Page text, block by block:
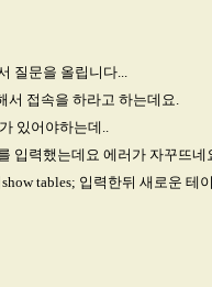
질문을 올립니다...
서 접속을 하라고 하는데요.
있어야하는데..
입력했는데요 에러가 자꾸뜨네
tables; 입력한뒤 새로운 테